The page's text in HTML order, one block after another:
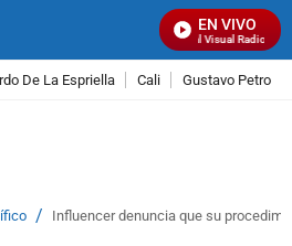
EN VIVO
Señal Visual Radio
De La Espriella Cali Gustavo Petro
/ Influencer denuncia que su